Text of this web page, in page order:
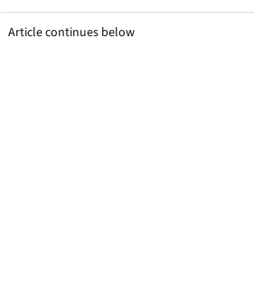
Article continues below